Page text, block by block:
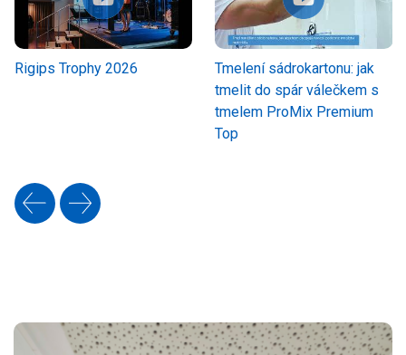
Rigips Trophy 2026
Tmelení sádrokartonu: jak
tmelit do spár válečkem s
tmelem ProMix Premium
Top